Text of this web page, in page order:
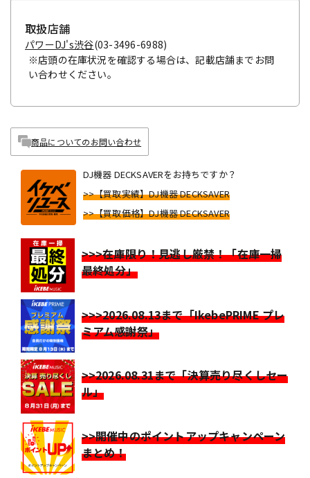
取扱店舗
パワーDJ's渋谷(03-3496-6988)
※店頭の在庫状況を確認する場合は、記載店舗までお問
い合わせください。
商品についてのお問い合わせ
DJ機器 DECKSAVERをお持ちですか？
>>【買取実績】DJ機器 DECKSAVER
>>【買取価格】DJ機器 DECKSAVER
>>>在庫限り！見逃し厳禁！「在庫一掃
最終処分」
>>>2026.08.13まで「IkebePRIME プレ
ミアム感謝祭」
>>2026.08.31まで「決算売り尽くしセー
ル」
>>開催中のポイントアップキャンペーン
まとめ！